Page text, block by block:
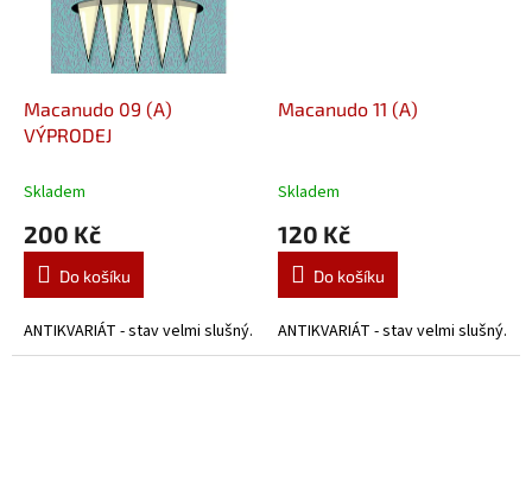
Macanudo 09 (A)
VÝPRODEJ
Skladem
200 Kč
Do košíku
ANTIKVARIÁT - stav velmi slušný.
Macanudo 11 (A)
Skladem
120 Kč
Do košíku
ANTIKVARIÁT - stav velmi slušný.